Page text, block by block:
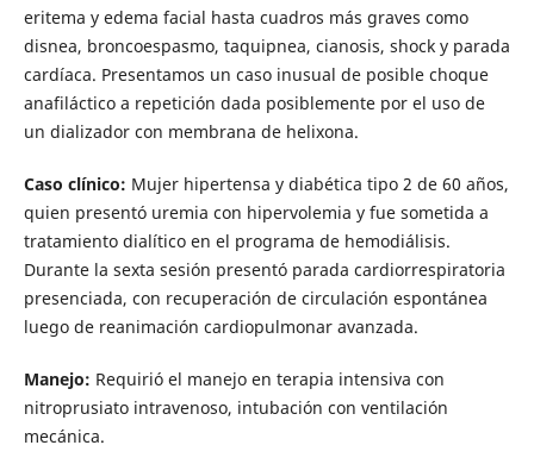
eritema y edema facial hasta cuadros más graves como
disnea, broncoespasmo, taquipnea, cianosis, shock y parada
cardíaca. Presentamos un caso inusual de posible choque
anafiláctico a repetición dada posiblemente por el uso de
un dializador con membrana de helixona.
Caso clínico: Mujer hipertensa y diabética tipo 2 de 60 años,
quien presentó uremia con hipervolemia y fue sometida a
tratamiento dialítico en el programa de hemodiálisis.
Durante la sexta sesión presentó parada cardiorrespiratoria
presenciada, con recuperación de circulación espontánea
luego de reanimación cardiopulmonar avanzada.
Manejo: Requirió el manejo en terapia intensiva con
nitroprusiato intravenoso, intubación con ventilación
mecánica.